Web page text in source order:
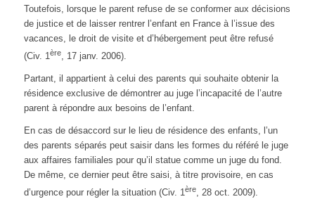
Toutefois, lorsque le parent refuse de se conformer aux décisions
de justice et de laisser rentrer l’enfant en France à l’issue des
vacances, le droit de visite et d’hébergement peut être refusé
(Civ. 1ère, 17 janv. 2006).
Partant, il appartient à celui des parents qui souhaite obtenir la
résidence exclusive de démontrer au juge l’incapacité de l’autre
parent à répondre aux besoins de l’enfant.
En cas de désaccord sur le lieu de résidence des enfants, l’un
des parents séparés peut saisir dans les formes du référé le juge
aux affaires familiales pour qu’il statue comme un juge du fond.
De même, ce dernier peut être saisi, à titre provisoire, en cas
d’urgence pour régler la situation (Civ. 1ère, 28 oct. 2009).